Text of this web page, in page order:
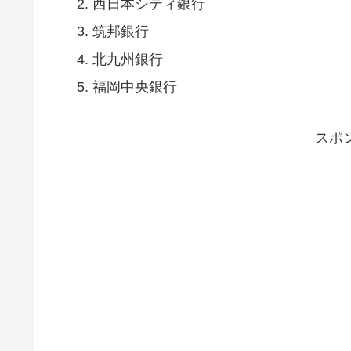
西日本シティ銀行
筑邦銀行
北九州銀行
福岡中央銀行
スポ